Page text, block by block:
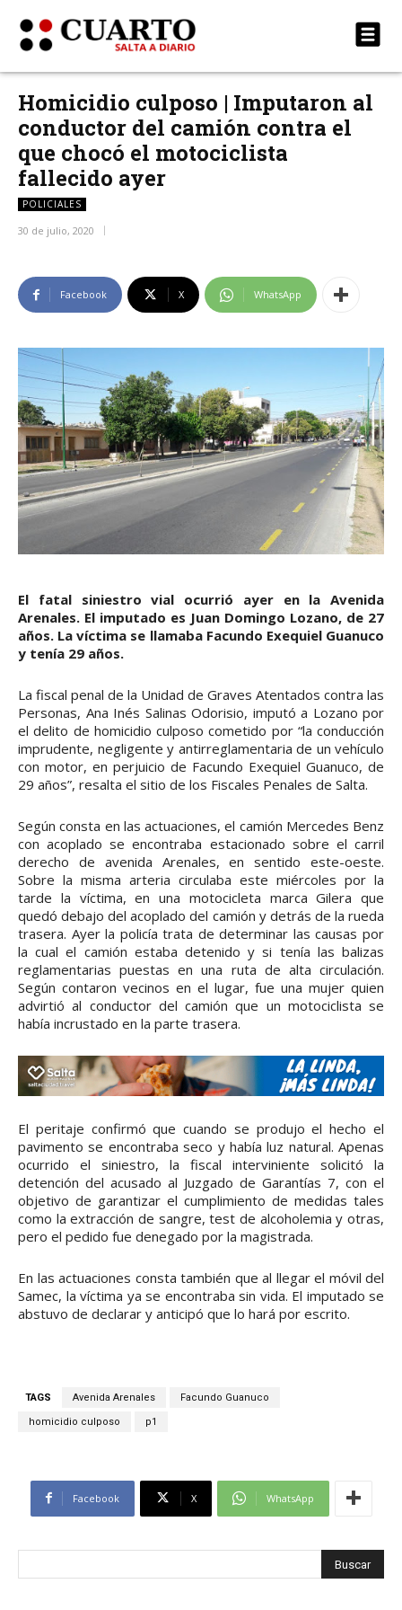
Homicidio culposo | Imputaron al
conductor del camión contra el
que chocó el motociclista
fallecido ayer
POLICIALES
30 de julio, 2020
Facebook X WhatsApp
El fatal siniestro vial ocurrió ayer en la Avenida
Arenales. El imputado es Juan Domingo Lozano, de 27
años. La víctima se llamaba Facundo Exequiel Guanuco
y tenía 29 años.
La fiscal penal de la Unidad de Graves Atentados contra las
Personas, Ana Inés Salinas Odorisio, imputó a Lozano por
el delito de homicidio culposo cometido por “la conducción
imprudente, negligente y antirreglamentaria de un vehículo
con motor, en perjuicio de Facundo Exequiel Guanuco, de
29 años”, resalta el sitio de los Fiscales Penales de Salta.
Según consta en las actuaciones, el camión Mercedes Benz
con acoplado se encontraba estacionado sobre el carril
derecho de avenida Arenales, en sentido este-oeste.
Sobre la misma arteria circulaba este miércoles por la
tarde la víctima, en una motocicleta marca Gilera que
quedó debajo del acoplado del camión y detrás de la rueda
trasera. Ayer la policía trata de determinar las causas por
la cual el camión estaba detenido y si tenía las balizas
reglamentarias puestas en una ruta de alta circulación.
Según contaron vecinos en el lugar, fue una mujer quien
advirtió al conductor del camión que un motociclista se
había incrustado en la parte trasera.
El peritaje confirmó que cuando se produjo el hecho el
pavimento se encontraba seco y había luz natural. Apenas
ocurrido el siniestro, la fiscal interviniente solicitó la
detención del acusado al Juzgado de Garantías 7, con el
objetivo de garantizar el cumplimiento de medidas tales
como la extracción de sangre, test de alcoholemia y otras,
pero el pedido fue denegado por la magistrada.
En las actuaciones consta también que al llegar el móvil del
Samec, la víctima ya se encontraba sin vida. El imputado se
abstuvo de declarar y anticipó que lo hará por escrito.
TAGS Avenida Arenales Facundo Guanuco
homicidio culposo p1
Facebook X WhatsApp